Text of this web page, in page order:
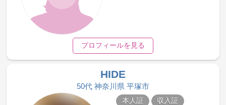
プロフィールを見る
HIDE
50代 神奈川県 平塚市
本人証
収入証